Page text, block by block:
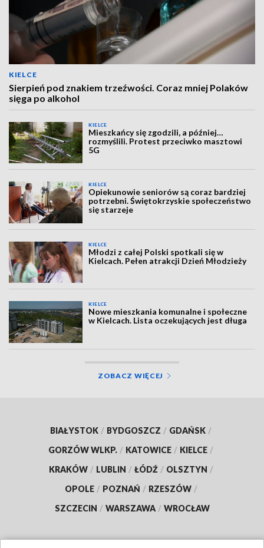
KIELCE
Sierpień pod znakiem trzeźwości. Coraz mniej Polaków
sięga po alkohol
KIELCE
Mieszkańcy się zgodzili, a później…
rozmyślili. Protest przeciwko masztowi
5G
KIELCE
Opiekunowie seniorów są coraz bardziej
potrzebni. Świętokrzyskie społeczeństwo
się starzeje
KIELCE
Młodzi z całej Polski spotkali się w
Kielcach. Pełen atrakcji Dzień Młodzieży
KIELCE
Nowe mieszkania komunalne i społeczne
w Kielcach. Lista oczekujących jest długa
ZOBACZ WIĘCEJ
BIAŁYSTOK / BYDGOSZCZ / GDAŃSK /
GORZÓW WLKP. / KATOWICE / KIELCE /
KRAKÓW / LUBLIN / ŁÓDŹ / OLSZTYN /
OPOLE / POZNAŃ / RZESZÓW /
SZCZECIN / WARSZAWA / WROCŁAW